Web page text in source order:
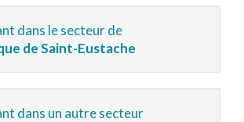
dans le secteur de
de Saint-Eustache
dans un autre secteur